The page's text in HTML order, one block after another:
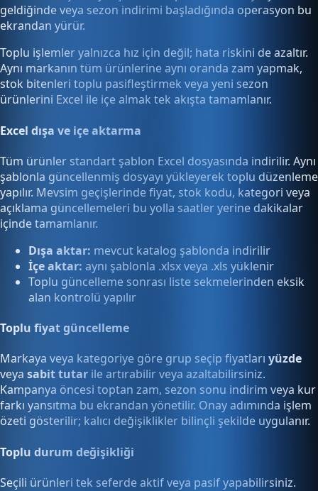
geldiğinde veya sezon indirimi başladığında operasyon bu
ekrandan yürür.
Toplu işlemler yalnızca hız için değil; hata riskini de azaltır.
Aynı markanın tüm ürünlerine aynı oranda zam yapmak,
stok bitenleri toplu pasifleştirmek veya yeni sezon
ürünlerini Excel ile içe almak tek akışta tamamlanır.
Excel dışa ve içe aktarma
Tüm ürünler standart şablon Excel dosyasında indirilir. Aynı
şablonla güncellenmiş dosyayı yükleyerek toplu düzenleme
yapılır. Mevsim geçişlerinde fiyat, stok kodu, kategori veya
açıklama güncellemeleri bu yolla saatler yerine dakikalar
içinde tamamlanır.
Dışa aktar: mevcut katalog şablonda indirilir
İçe aktar: aynı şablonla .xlsx veya .xls yüklenir
Toplu güncelleme sonrası liste sekmelerinden eksik
alan kontrolü yapılır
Toplu fiyat güncelleme
Markaya veya kategoriye göre grup seçip fiyatları yüzde
veya sabit tutar ile artırabilir veya azaltabilirsiniz.
Kampanya öncesi toptan zam, sezon sonu indirim veya kur
farkı yansıtma bu ekrandan yönetilir. Onay adımında işlem
özeti gösterilir; kalıcı değişiklikler bilinçli şekilde uygulanır.
Toplu durum değişikliği
Seçili ürünleri tek seferde aktif veya pasif yapabilirsiniz.